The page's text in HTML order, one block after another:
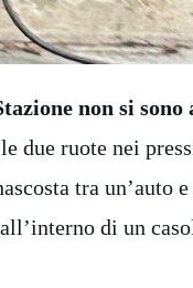
non si sono
due ruote nei
tra un’auto
di un